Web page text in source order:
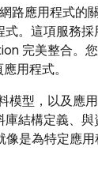
路應用程式的
。這項服務
完美整合。
用程式。
模型，以及應
結構定義、
是為特定應